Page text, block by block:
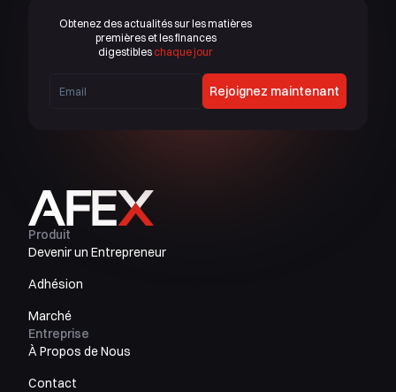
Obtenez des actualités sur les matières
premières et les finances
digestibles chaque jour
Rejoignez maintenant
Produit
Devenir un Entrepreneur
Adhésion
Marché
Entreprise
À Propos de Nous
Contact